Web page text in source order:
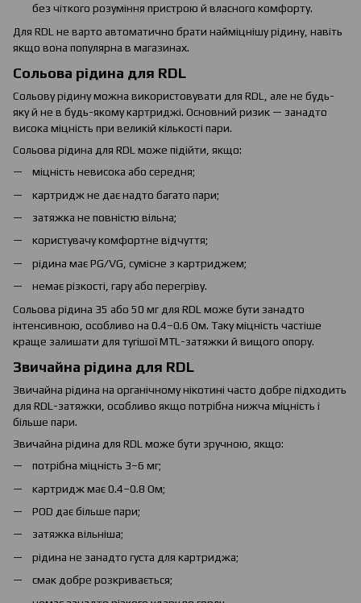
без чіткого розуміння пристрою й власного комфорту.
Для RDL не варто автоматично брати найміцнішу рідину, навіть
якщо вона популярна в магазинах.
Сольова рідина для RDL
Сольову рідину можна використовувати для RDL, але не будь-
яку й не в будь-якому картриджі. Основний ризик — занадто
висока міцність при великій кількості пари.
Сольова рідина для RDL може підійти, якщо:
міцність невисока або середня;
картридж не дає надто багато пари;
затяжка не повністю вільна;
користувачу комфортне відчуття;
рідина має PG/VG, сумісне з картриджем;
немає різкості, гару або перегріву.
Сольова рідина 35 або 50 мг для RDL може бути занадто
інтенсивною, особливо на 0.4–0.6 Ом. Таку міцність частіше
краще залишати для тугішої MTL-затяжки й вищого опору.
Звичайна рідина для RDL
Звичайна рідина на органічному нікотині часто добре підходить
для RDL-затяжки, особливо якщо потрібна нижча міцність і
більше пари.
Звичайна рідина для RDL може бути зручною, якщо:
потрібна міцність 3–6 мг;
картридж має 0.4–0.8 Ом;
POD дає більше пари;
затяжка вільніша;
рідина не занадто густа для картриджа;
смак добре розкривається;